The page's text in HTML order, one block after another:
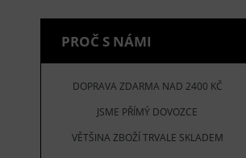
PROČ S NÁMI
DOPRAVA ZDARMA NAD 2400 KČ
JSME PŘÍMÝ DOVOZCE
VĚTŠINA ZBOŽÍ TRVALE SKLADEM